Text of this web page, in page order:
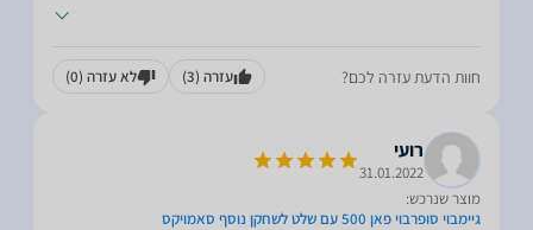
חוות הדעת עזרה לכם? עזרה (3) לא עזרה (0)
רועי
31.01.2022
מוצר שנרכש:
גיימבוי סופרבוי פאן 500 עם שלט לשחקן נוסף סאמויקס